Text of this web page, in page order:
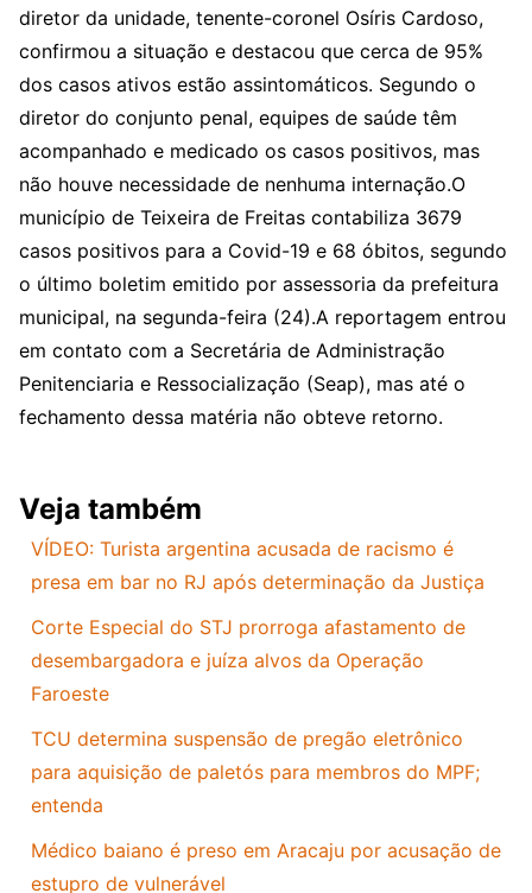
diretor da unidade, tenente-coronel Osíris Cardoso,
confirmou a situação e destacou que cerca de 95%
dos casos ativos estão assintomáticos. Segundo o
diretor do conjunto penal, equipes de saúde têm
acompanhado e medicado os casos positivos, mas
não houve necessidade de nenhuma internação.O
município de Teixeira de Freitas contabiliza 3679
casos positivos para a Covid-19 e 68 óbitos, segundo
o último boletim emitido por assessoria da prefeitura
municipal, na segunda-feira (24).A reportagem entrou
em contato com a Secretária de Administração
Penitenciaria e Ressocialização (Seap), mas até o
fechamento dessa matéria não obteve retorno.
Veja também
VÍDEO: Turista argentina acusada de racismo é
presa em bar no RJ após determinação da Justiça
Corte Especial do STJ prorroga afastamento de
desembargadora e juíza alvos da Operação
Faroeste
TCU determina suspensão de pregão eletrônico
para aquisição de paletós para membros do MPF;
entenda
Médico baiano é preso em Aracaju por acusação de
estupro de vulnerável